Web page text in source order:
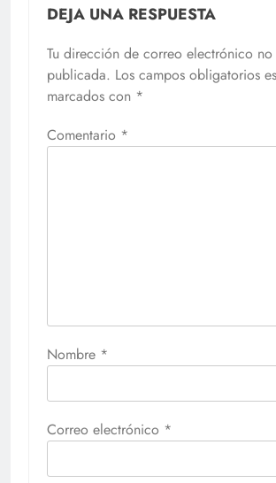
DEJA UNA RESPUESTA
Tu dirección de correo electrónico no
publicada. Los campos obligatorios
marcados con *
Comentario *
Nombre *
Correo electrónico *